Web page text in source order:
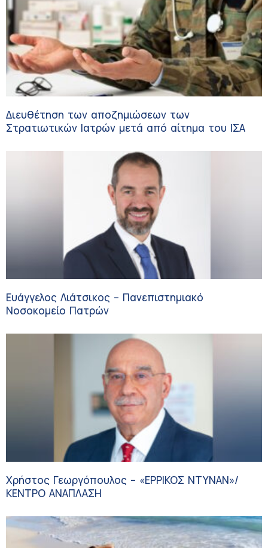
Διευθέτηση των αποζημιώσεων των
Στρατιωτικών Ιατρών μετά από αίτημα του ΙΣΑ
Ευάγγελος Λιάτσικος – Πανεπιστημιακό
Νοσοκομείο Πατρών
Χρήστος Γεωργόπουλος – «ΕΡΡΙΚΟΣ ΝΤΥΝΑΝ»/
ΚΕΝΤΡΟ ΑΝΑΠΛΑΣΗ